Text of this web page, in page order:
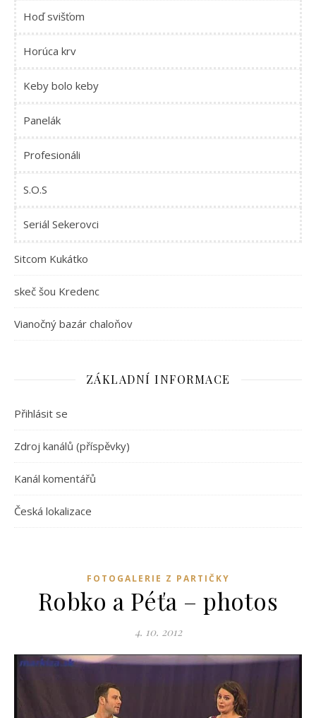
Hoď svišťom
Horúca krv
Keby bolo keby
Panelák
Profesionáli
S.O.S
Seriál Sekerovci
Sitcom Kukátko
skeč šou Kredenc
Vianočný bazár chaloňov
ZÁKLADNÍ INFORMACE
Přihlásit se
Zdroj kanálů (příspěvky)
Kanál komentářů
Česká lokalizace
FOTOGALERIE Z PARTIČKY
Robko a Péťa – photos
4. 10. 2012